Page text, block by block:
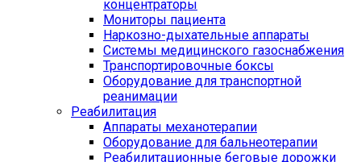
концентраторы
Мониторы пациента
Наркозно-дыхательные аппараты
Системы медицинского газоснабжения
Транспортировочные боксы
Оборудование для транспортной
реанимации
Реабилитация
Аппараты механотерапии
Оборудование для бальнеотерапии
Реабилитационные беговые дорожки